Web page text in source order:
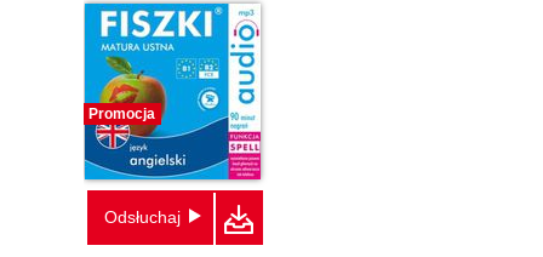
Promocja
Odsłuchaj